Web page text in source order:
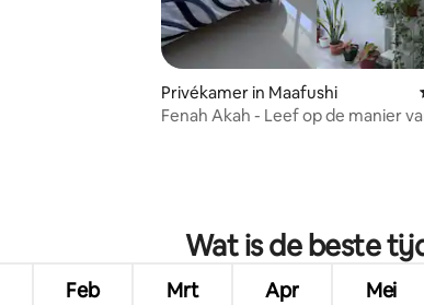
Privékamer in Maafushi
Fenah Akah - Leef op de manier
Wat is de beste
Feb Mrt Apr Mei